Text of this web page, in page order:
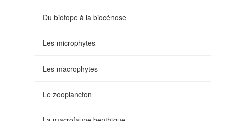
Du biotope à la biocénose
Les microphytes
Les macrophytes
Le zooplancton